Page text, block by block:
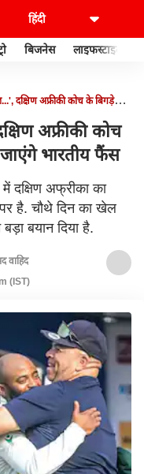
बिजनेस लाइफस्टाइल
दक्षिण अफ्रीकी कोच के बिगड़े
अफ्रीकी कोच
भारतीय फैंस
दक्षिण अफ्रीका का
पर है. चौथे दिन का खेल
बयान दिया है.
वाहिद
(IST)